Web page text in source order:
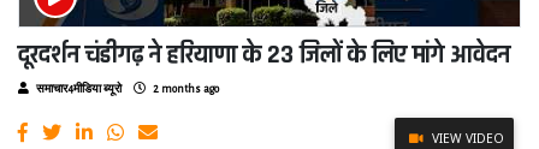
दूरदर्शन चंडीगढ़ ने हरियाणा के 23 जिलों के लिए मांगे आवेदन
समाचार4मीडिया ब्यूरो 2 months ago
VIEW VIDEO